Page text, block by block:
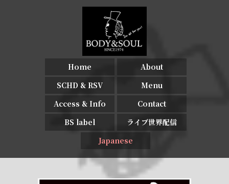
Home
About
SCHD & RSV
Menu
Access & Info
Contact
BS label
ライブ世界配信
Japanese